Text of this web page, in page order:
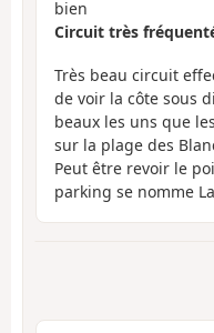
bien
Circuit très
Très beau circuit
de voir la côte sous
beaux les uns que
sur la plage des
Peut être revoir le
parking se nomme